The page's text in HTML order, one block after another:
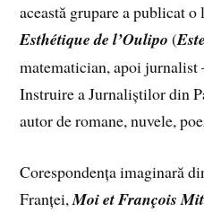
această grupare a publicat
Esthétique de l’Oulipo (
matematician, apoi jurnalist
Instruire a Jurnaliștilor din
autor de romane, nuvele,
Corespondența imaginară
Franței,Moi et François